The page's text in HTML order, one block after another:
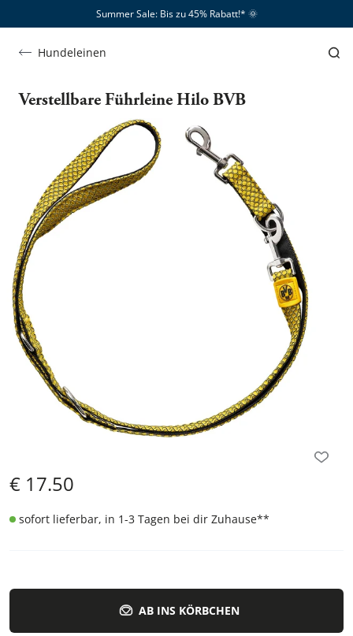
Summer Sale: Bis zu 45% Rabatt!*​ 🌞
Hundeleinen
Verstellbare Führleine Hilo BVB
€ 17.50
sofort lieferbar, in 1-3 Tagen bei dir Zuhause**
AB INS KÖRBCHEN